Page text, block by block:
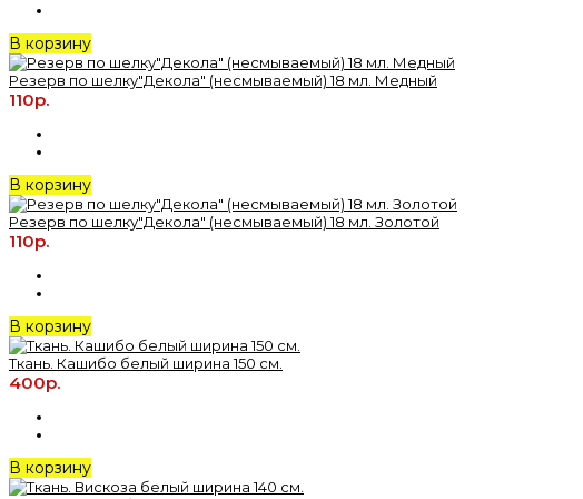
В корзину
Резерв по шелку"Декола" (несмываемый) 18 мл. Медный
110р.
В корзину
Резерв по шелку"Декола" (несмываемый) 18 мл. Золотой
110р.
В корзину
Ткань. Кашибо белый ширина 150 см.
400р.
В корзину